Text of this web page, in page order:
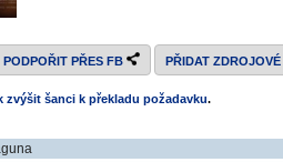
PODPOŘIT PŘES FB PŘIDAT
zvýšit šanci k překladu požadavku.